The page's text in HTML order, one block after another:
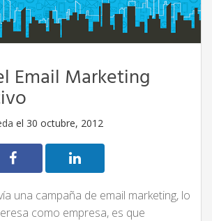
Email Marketing
el 30 octubre, 2012
una campaña de email marketing, lo
como empresa, es que